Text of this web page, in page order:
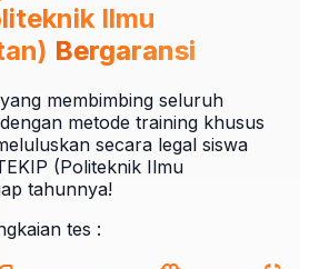
Ilmu
Bergaransi
membimbing seluruh
metode training khusus
secara legal siswa
(Politeknik Ilmu
tahunnya!
tes :